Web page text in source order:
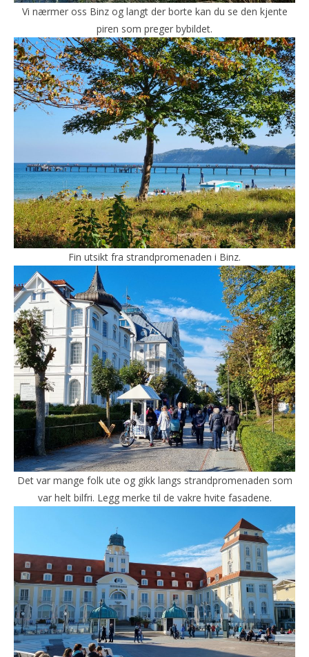
Vi nærmer oss Binz og langt der borte kan du se den kjente
piren som preger bybildet.
Fin utsikt fra strandpromenaden i Binz.
Det var mange folk ute og gikk langs strandpromenaden som
var helt bilfri. Legg merke til de vakre hvite fasadene.